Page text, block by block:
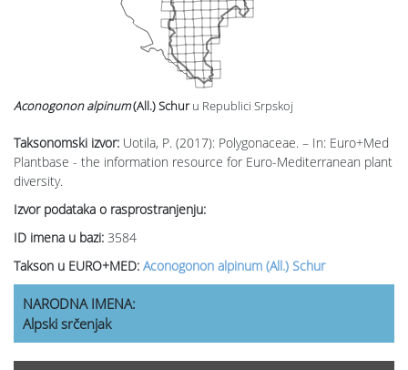
Taksonomski izvor: Uotila, P. (2017): Polygonaceae. – In: Euro+Med
Plantbase - the information resource for Euro-Mediterranean plant
diversity.
Izvor podataka o rasprostranjenju:
ID imena u bazi: 3584
Takson u EURO+MED: Aconogonon alpinum (All.) Schur
Aconogonon alpinum(All.) Schur u Republici Srpskoj
NARODNA IMENA:
Alpski srčenjak